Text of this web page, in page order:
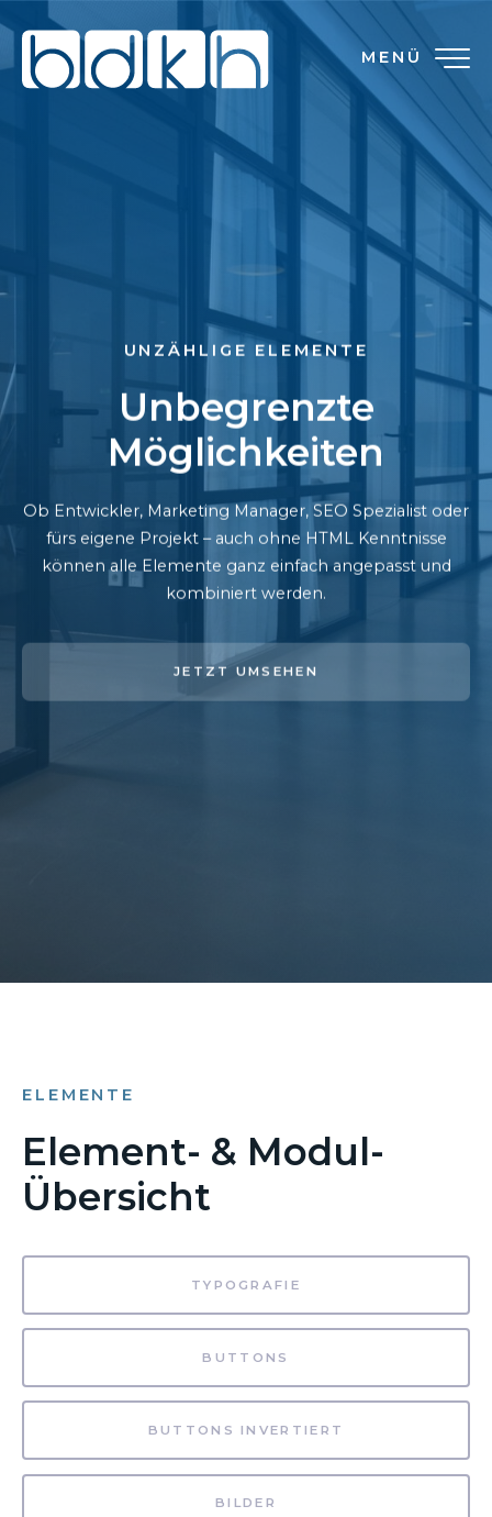
MENÜ
UNZÄHLIGE ELEMENTE
Unbegrenzte
Möglichkeiten
Ob Entwickler, Marketing Manager, SEO Spezialist oder
fürs eigene Projekt – auch ohne HTML Kenntnisse
können alle Elemente ganz einfach angepasst und
kombiniert werden.
JETZT UMSEHEN
ELEMENTE
Element- & Modul-
Übersicht
TYPOGRAFIE
BUTTONS
BUTTONS INVERTIERT
BILDER